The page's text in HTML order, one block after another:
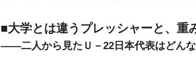
■大学とは違うプレッシャーと、重
――二人から見たＵ－22日本代表はどんな